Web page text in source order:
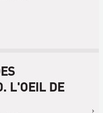
L'OEIL DE